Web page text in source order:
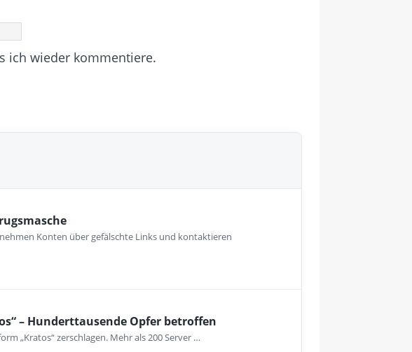
ich wieder kommentiere.
Konten über gefälschte Links und kontaktieren
– Hunderttausende Opfer betroffen
„Kratos“ zerschlagen. Mehr als 200 Server …